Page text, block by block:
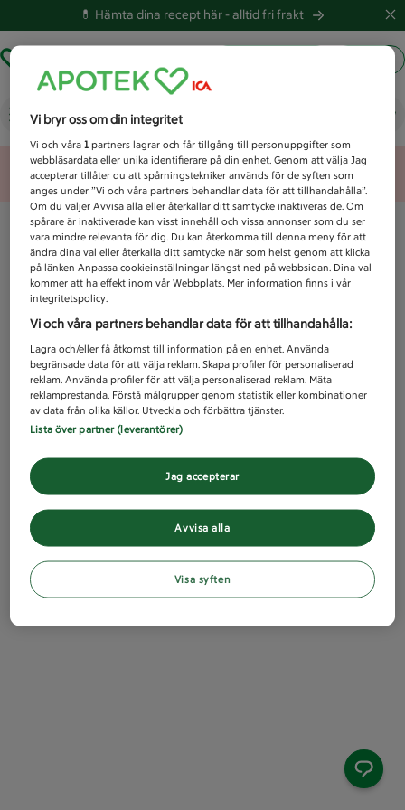
💊 Hämta dina recept här -alltid fri frakt
Vad letar du efter idag?
Unknown error
Vi bryr oss om din integritet
Vi och våra1 partners lagrar och får tillgång till personuppgifter som
webbläsardata eller unika identifierare på din enhet. Genom att välja Jag
accepterar tillåter du att spårningstekniker används för de syften som
anges under ”Vi och våra partners behandlar data för att tillhandahålla”.
Om du väljer Avvisa alla eller återkallar ditt samtycke inaktiveras de. Om
spårare är inaktiverade kan visst innehåll och vissa annonser som du ser
vara mindre relevanta för dig. Du kan återkomma till denna meny för att
ändra dina val eller återkalla ditt samtycke när som helst genom att klicka
på länken Anpassa cookieinställningar längst ned på webbsidan. Dina val
kommer att ha effekt inom vår Webbplats. Mer information finns i vår
integritetspolicy.
Vi och våra partners behandlar data för att tillhandahålla:
Lagra och/eller få åtkomst till information på en enhet. Använda
begränsade data för att välja reklam. Skapa profiler för personaliserad
reklam. Använda profiler för att välja personaliserad reklam. Mäta
reklamprestanda. Förstå målgrupper genom statistik eller kombinationer
av data från olika källor. Utveckla och förbättra tjänster.
Lista över partner (leverantörer)
Avvisa alla
Jag accepterar
Visa syften